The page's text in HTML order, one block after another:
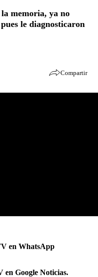
memoria, ya no
le diagnosticaron
Compartir
en WhatsApp
en Google Noticias.